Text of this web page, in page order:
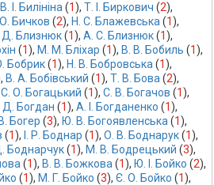
В. І. Билініна (1), Т. І. Биркович (2),
Бичков (2), Н. С. Блажевська (1),
Д. Близнюк (1), А. С. Близнюк (1),
(1), М. М. Бліхар (1), В. В. Бобиль (1),
Бобрик (1), Н. В. Бобровська (1),
В. А. Бобівський (1), Т. В. Бова (2),
С. О. Богацький (1), С. В. Богачов (1),
Д. Богдан (1), А. І. Богданенко (1),
Богер (3), Ю. В. Богоявленська (1),
(1), І. Р. Боднар (1), О. В. Боднарук (1),
Боднарчук (1), М. В. Бодрецький (3),
(1), В. В. Божкова (1), Ю. І. Бойко (2),
(1), М. Г. Бойко (3), Є. О. Бойко (1),